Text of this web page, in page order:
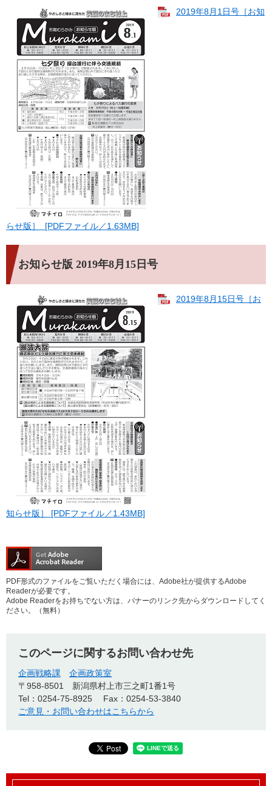
2019年8月1日号［お知
らせ版］ [PDFファイル／1.63MB]
お知らせ版 2019年8月15日号
2019年8月15日号［お
知らせ版］ [PDFファイル／1.43MB]
PDF形式のファイルをご覧いただく場合には、Adobe社が提供するAdobe
Readerが必要です。
Adobe Readerをお持ちでない方は、バナーのリンク先からダウンロードしてく
ださい。（無料）
このページに関するお問い合わせ先
企画戦略課
企画政策室
〒958-8501
新潟県村上市三之町1番1号
Tel：0254-75-8925
Fax：0254-53-3840
ご意見・お問い合わせはこちらから